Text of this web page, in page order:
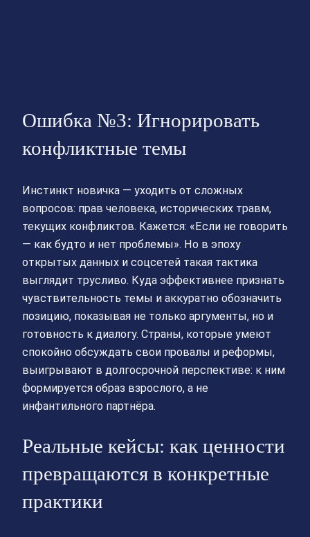
Ошибка №3: Игнорировать
конфликтные темы
Инстинкт новичка — уходить от сложных
вопросов: прав человека, исторических травм,
текущих конфликтов. Кажется: «Если не говорить
— как будто и нет проблемы». Но в эпоху
открытых данных и соцсетей такая тактика
выглядит трусливо. Куда эффективнее признать
чувствительность темы и аккуратно обозначить
позицию, показывая не только аргументы, но и
готовность к диалогу. Страны, которые умеют
спокойно обсуждать свои провалы и реформы,
выигрывают в долгосрочной перспективе: к ним
формируется образ взрослого, а не
инфантильного партнёра.
Реальные кейсы: как ценности
превращаются в конкретные
практики